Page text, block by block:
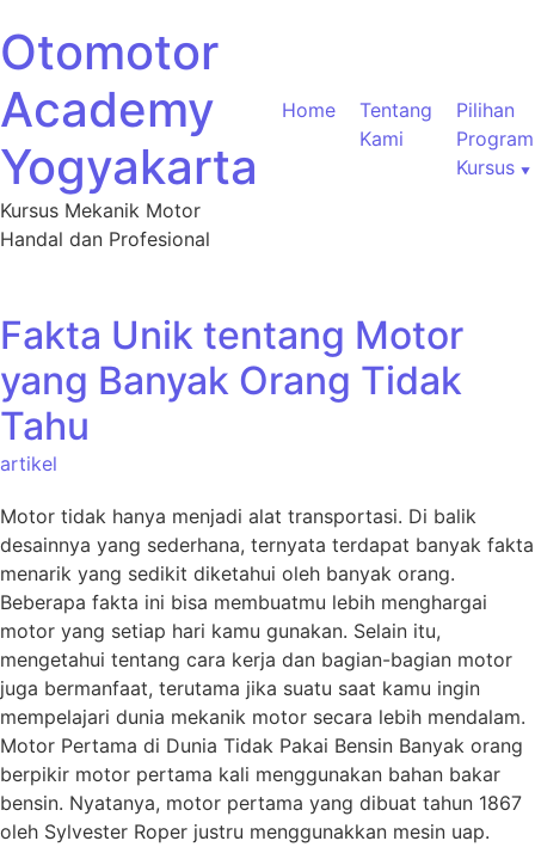
Otomotor
Academy
Yogyakarta
Kursus Mekanik Motor
Handal dan Profesional
Home
Tentang
Kami
Pilihan
Program
Kursus
Fakta Unik tentang Motor
yang Banyak Orang Tidak
Tahu
artikel
Motor tidak hanya menjadi alat transportasi. Di balik
desainnya yang sederhana, ternyata terdapat banyak fakta
menarik yang sedikit diketahui oleh banyak orang.
Beberapa fakta ini bisa membuatmu lebih menghargai
motor yang setiap hari kamu gunakan. Selain itu,
mengetahui tentang cara kerja dan bagian-bagian motor
juga bermanfaat, terutama jika suatu saat kamu ingin
mempelajari dunia mekanik motor secara lebih mendalam.
Motor Pertama di Dunia Tidak Pakai Bensin Banyak orang
berpikir motor pertama kali menggunakan bahan bakar
bensin. Nyatanya, motor pertama yang dibuat tahun 1867
oleh Sylvester Roper justru menggunakkan mesin uap.